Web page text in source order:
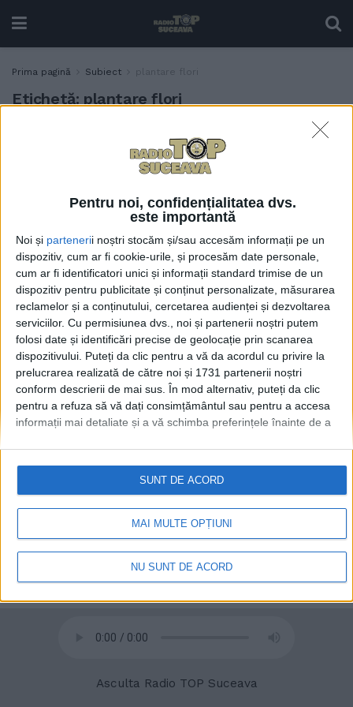
Pentru noi, confidențialitatea dvs.
este importantă
Noi și partenerii noștri stocăm și/sau accesăm informații pe un
dispozitiv, cum ar fi cookie-urile, și procesăm date personale,
cum ar fi identificatori unici și informații standard trimise de un
dispozitiv pentru publicitate și conținut personalizate, măsurarea
reclamelor și a conținutului, cercetarea audienței și dezvoltarea
serviciilor. Cu permisiunea dvs., noi și partenerii noștri putem
folosi date și identificări precise de geolocație prin scanarea
dispozitivului. Puteți da clic pentru a vă da acordul cu privire la
prelucrarea realizată de către noi și 1731 partenerii noștri
conform descrierii de mai sus. În mod alternativ, puteți da clic
pentru a refuza să vă dați consimțământul sau pentru a accesa
informații mai detaliate și a vă schimba preferințele înainte de a
retrageți consimțământul în orice moment, revenind la acest site
și făcând clic pe butonul "Confidențialitate" din partea de jos a
paginii web.
MAI MULTE OPȚIUNI
NU SUNT DE ACORD
SUNT DE ACORD
Prima pagină Subiect plantare flori
Etichetă: plantare flori
Primăria Suceava dă startul
plantărilor: peste 21.000 de
flori vor transforma orașul
27 APRILIE, 2026
© 2020 Radio TOP Suceava 104 FM
Asculta Radio TOP Suceava